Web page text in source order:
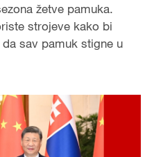
žetve pamuka.
strojeve kako bi
sav pamuk stigne u